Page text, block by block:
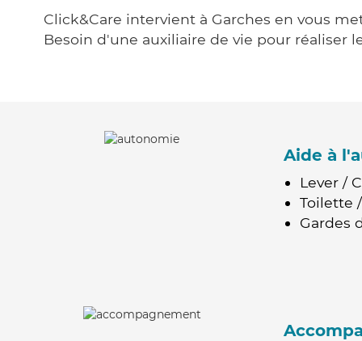
Click&Care intervient à Garches en vous
Besoin d'une auxiliaire de vie pour réaliser
Aide à
Lever /
Toilette
Gardes